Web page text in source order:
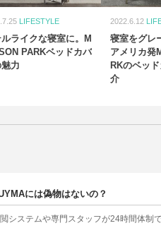
LIFESTYLE
ライクな寝室に。M
PARKベッドカバ
力
2022.6.12
寝室をグレ
アメリカ発
RKのベッ
介
には偽物はないの？
システムや専門スタッフが24時間体制